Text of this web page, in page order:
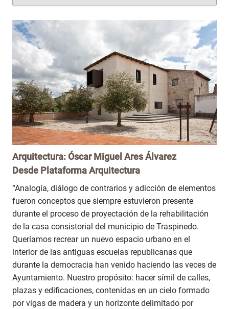
Arquitectura: Óscar Miguel Ares Álvarez
Desde Plataforma Arquitectura
“Analogía, diálogo de contrarios y adicción de elementos
fueron conceptos que siempre estuvieron presente
durante el proceso de proyectación de la rehabilitación
de la casa consistorial del municipio de Traspinedo.
Queríamos recrear un nuevo espacio urbano en el
interior de las antiguas escuelas republicanas que
durante la democracia han venido haciendo las veces de
Ayuntamiento. Nuestro propósito: hacer símil de calles,
plazas y edificaciones, contenidas en un cielo formado
por vigas de madera y un horizonte delimitado por